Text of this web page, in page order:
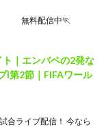
無料配信中🏃
ト｜エンバペの2発な
I第2節｜FIFAワール
合ライブ配信！ 今なら